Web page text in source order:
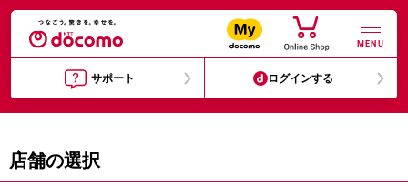
MENU
サポート ログインする
店舗の選択